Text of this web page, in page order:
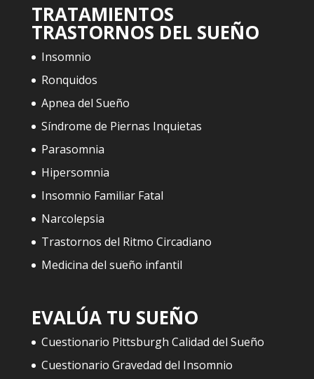
TRATAMIENTOS
TRASTORNOS DEL SUEÑO
Insomnio
Ronquidos
Apnea del Sueño
Síndrome de Piernas Inquietas
Parasomnia
Hipersomnia
Insomnio Familiar Fatal
Narcolepsia
Trastornos del Ritmo Circadiano
Medicina del sueño infantil
EVALÚA TU SUEÑO
Cuestionario Pittsburgh Calidad del Sueño
Cuestionario Gravedad del Insomnio